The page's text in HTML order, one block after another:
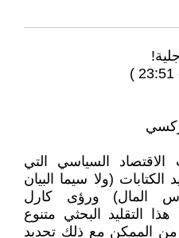
السياسي التي
(ولا سيما البيان
المال) ورؤى كارل
التقليد البحثي متنوع
من الممكن مع ذلك تحديد